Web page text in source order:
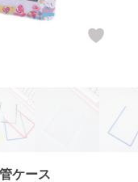
ケース